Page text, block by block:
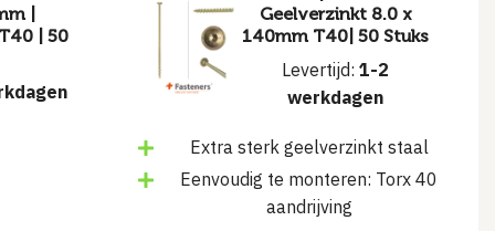
|
| 50
Geelverzinkt 8.0 x
140mm T40| 50 Stuks
Levertijd:1-2
werkdagen
Extra sterk geelverzinkt staal
Eenvoudig te monteren: Torx 40
aandrijving